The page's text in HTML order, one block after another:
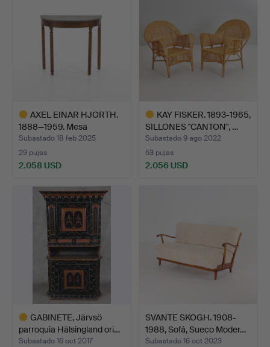
AXEL EINAR HJORTH.
1888—1959. Mesa
consola…
Subastado 18 feb 2025
29 pujas
2.058 USD
seleccionado
KAY FISKER. 1893-1965,
SILLONES "CANTON", …
Subastado 9 ago 2022
53 pujas
2.056 USD
GABINETE, Järvsö
parroquia Hälsingland ori…
Subastado 16 oct 2017
SVANTE SKOGH. 1908-
1988, Sofá, Sueco Moder…
Subastado 16 oct 2023